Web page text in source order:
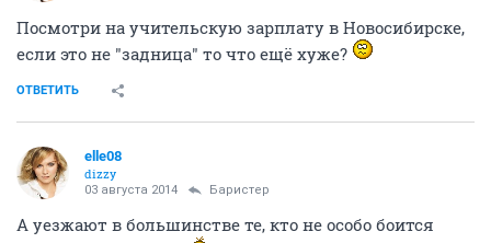
Посмотри на учительскую зарплату в Новосибирске,
если это не "задница" то что ещё хуже?
ОТВЕТИТЬ
elle08
dizzy
03 августа 2014 Баристер
А уезжают в большинстве те, кто не особо боится